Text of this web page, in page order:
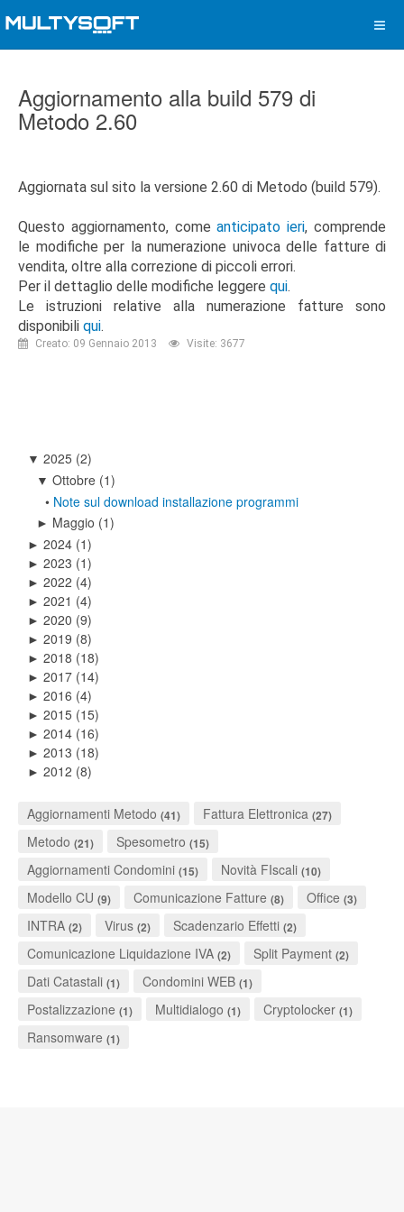
Aggiornamento alla build 579 di
Metodo 2.60
Aggiornata sul sito la versione 2.60 di Metodo (build 579).
Questo aggiornamento, comeanticipato ieri, comprende
le modifiche per la numerazione univoca delle fatture di
vendita, oltre alla correzione di piccoli errori.
Per il dettaglio delle modifiche leggere qui.
Le istruzioni relative alla numerazione fatture sono
disponibili qui.
Creato: 09 Gennaio 2013 Visite: 3677
▼ 2025 (2)
▼ Ottobre (1)
• Note sul download installazione programmi
► Maggio (1)
► 2024 (1)
► 2023 (1)
► 2022 (4)
► 2021 (4)
► 2020 (9)
► 2019 (8)
► 2018 (18)
► 2017 (14)
► 2016 (4)
► 2015 (15)
► 2014 (16)
► 2013 (18)
► 2012 (8)
Aggiornamenti Metodo (41) Fattura Elettronica (27)
Metodo (21) Spesometro (15)
Aggiornamenti Condomini (15) Novità FIscali (10)
Modello CU (9) Comunicazione Fatture (8) Office (3)
INTRA (2) Virus (2) Scadenzario Effetti (2)
Comunicazione Liquidazione IVA (2) Split Payment (2)
Dati Catastali (1) Condomini WEB (1)
Postalizzazione (1) Multidialogo (1) Cryptolocker (1)
Ransomware (1)